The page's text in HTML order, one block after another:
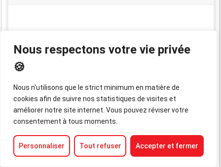
Nous respectons votre vie privée
🍪
Nous n'utilisons que le strict minimum en matière de
cookies afin de suivre nos statistiques de visites et
améliorer notre site internet. Vous pouvez réviser votre
consentement à tous moments.
Personnaliser Tout refuser Accepter et fermer
Bulle Bleue Moins de 8 ans Jusqu’à 2 000 €